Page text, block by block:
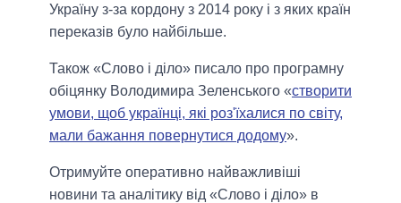
Україну з-за кордону з 2014 року і з яких країн
переказів було найбільше.
Також «Слово і діло» писало про програмну
обіцянку Володимира Зеленського «створити
умови, щоб українці, які роз'їхалися по світу,
мали бажання повернутися додому».
Отримуйте оперативно найважливіші
новини та аналітику від «Слово і діло» в